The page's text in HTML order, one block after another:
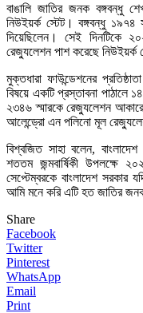
বাঙালি জাতির জনক বঙ্গবন্ধু
নিউইয়র্ক স্টেট। বঙ্গবন্ধু ১৯৭৪
দিয়েছিলেন। সেই দিনটিকে
রেজ্যুলেশন পাশ করেছে নিউইয়র্ক
মুক্তধারা ফাউন্ডেশনের
বিষয়ে একটি প্রস্তাবনা পাঠালে
২৩৪৬ স্মারকে রেজ্যুলেশন আকারে
আলেন্ড্রো এন পলিনো মূল
বিশ্বজিত সাহা বলেন,
শততম জন্মবার্ষিকী উপলক্ষে
সেপ্টেম্বরকে বাংলাদেশ সরকার
আমি মনে করি এটি হত জাতির
Share
Facebook
Twitter
Pinterest
WhatsApp
Email
Print